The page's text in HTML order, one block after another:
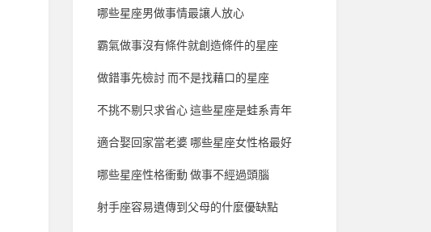
哪些星座男做事情最讓人放心
霸氣做事沒有條件就創造條件的星座
做錯事先檢討 而不是找藉口的星座
不挑不剔只求省心 這些星座是蛙系青年
適合娶回家當老婆 哪些星座女性格最好
哪些星座性格衝動 做事不經過頭腦
射手座容易遺傳到父母的什麼優缺點